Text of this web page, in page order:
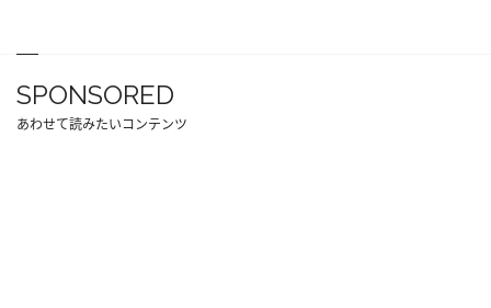
SPONSORED
あわせて読みたいコンテンツ